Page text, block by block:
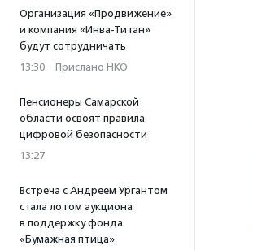
Организация «Продвижение»
и компания «Инва-Титан»
будут сотрудничать
13:30 · Прислано НКО
Пенсионеры Самарской
области освоят правила
цифровой безопасности
13:27
Встреча с Андреем Ургантом
стала лотом аукциона
в поддержку фонда
«Бумажная птица»